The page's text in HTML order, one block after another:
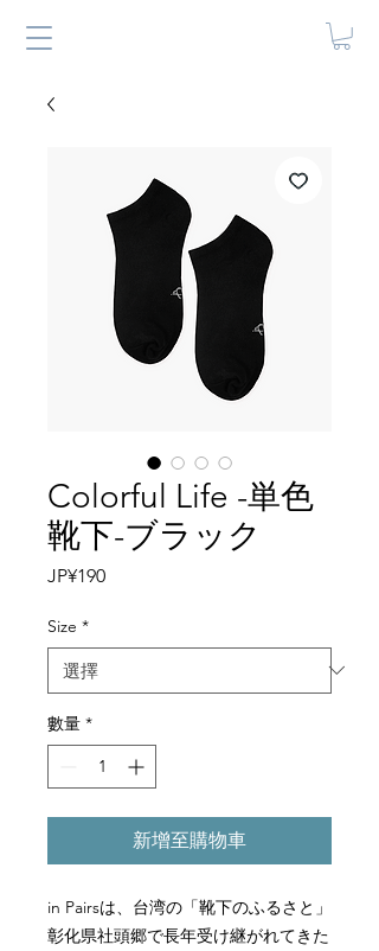
Colorful Life -単色
靴下-ブラック
JP¥190價
Size *
數量 *
新增至購物車
in Pairsは、台湾の「靴下のふるさと」
彰化県社頭郷で長年受け継がれてきた